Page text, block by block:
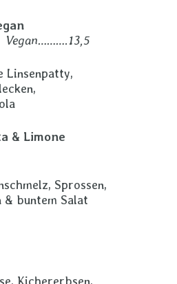
Vegan……….13,5
Linsenpatty,
& Limone
Sprossen,
& buntem Salat
Kichererbsen,